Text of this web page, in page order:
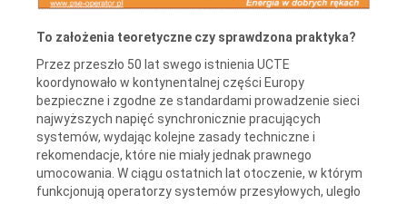
To założenia teoretyczne czy sprawdzona praktyka?
Przez przeszło 50 lat swego istnienia UCTE
koordynowało w kontynentalnej części Europy
bezpieczne i zgodne ze standardami prowadzenie sieci
najwyższych napięć synchronicznie pracujących
systemów, wydając kolejne zasady techniczne i
rekomendacje, które nie miały jednak prawnego
umocowania. W ciągu ostatnich lat otoczenie, w którym
funkcjonują operatorzy systemów przesyłowych, uległo